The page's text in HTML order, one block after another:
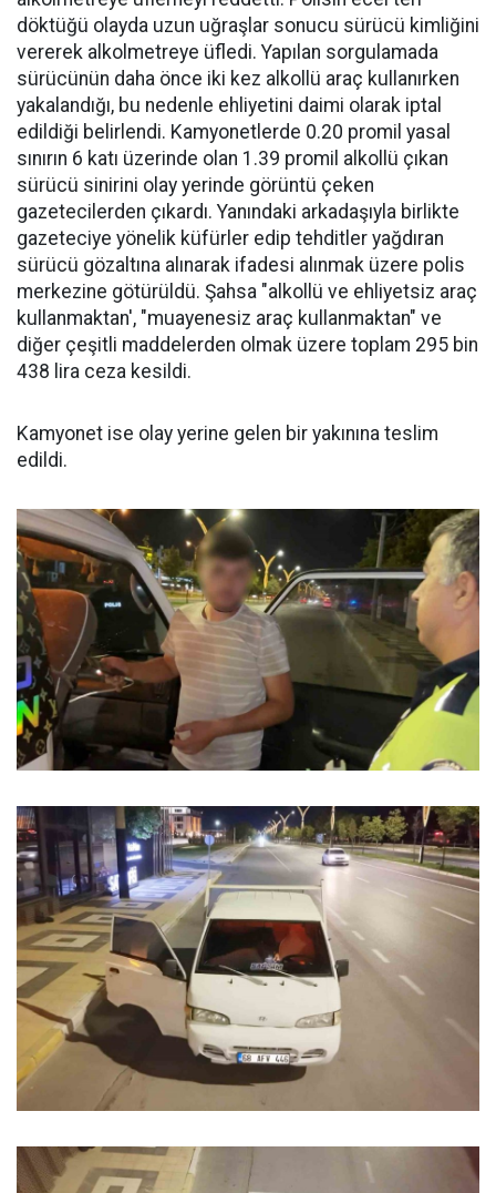
döktüğü olayda uzun uğraşlar sonucu sürücü kimliğini
vererek alkolmetreye üfledi. Yapılan sorgulamada
sürücünün daha önce iki kez alkollü araç kullanırken
yakalandığı, bu nedenle ehliyetini daimi olarak iptal
edildiği belirlendi. Kamyonetlerde 0.20 promil yasal
sınırın 6 katı üzerinde olan 1.39 promil alkollü çıkan
sürücü sinirini olay yerinde görüntü çeken
gazetecilerden çıkardı. Yanındaki arkadaşıyla birlikte
gazeteciye yönelik küfürler edip tehditler yağdıran
sürücü gözaltına alınarak ifadesi alınmak üzere polis
merkezine götürüldü. Şahsa "alkollü ve ehliyetsiz araç
kullanmaktan', "muayenesiz araç kullanmaktan" ve
diğer çeşitli maddelerden olmak üzere toplam 295 bin
438 lira ceza kesildi.
Kamyonet ise olay yerine gelen bir yakınına teslim
edildi.